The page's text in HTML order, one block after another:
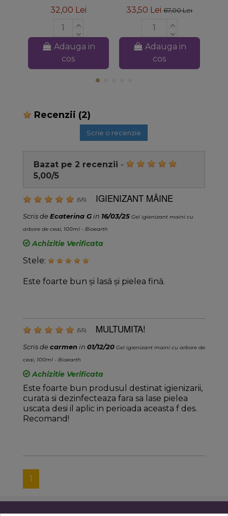
32,00 Lei
Adauga in
cos
33,50 Lei67,00 Lei
Adauga in
cos
Recenzii (2)
Scrie o recenzie
Bazat pe 2 recenzii -
5,00/5
(5/5) IGIENIZANT MÂINE
Scris deEcaterina Gin 16/03/25 Gel igienizant maini cu
arbore de ceai, 100ml - Bioearth
Achizitie Verificata
Stele:
Este foarte bun și lasă și pielea fină.
(5/5) MULTUMITA!
Scris decarmenin 01/12/20 Gel igienizant maini cu arbore de
ceai, 100ml - Bioearth
Achizitie Verificata
Este foarte bun produsul destinat igienizarii,
curata si dezinfecteaza fara sa lase pielea
uscata desi il aplic in perioada aceasta f des.
Recomand!
1